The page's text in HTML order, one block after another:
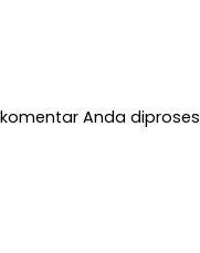
Anda diproses